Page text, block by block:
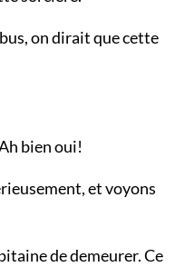
on dirait que cette
bien oui!
et voyons
de demeurer. Ce